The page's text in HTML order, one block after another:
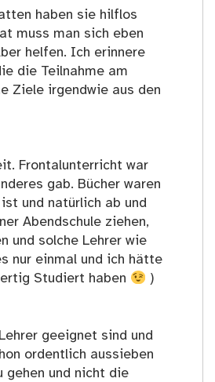
haben sie hilflos
muss man sich eben
helfen. Ich erinnere
die Teilnahme am
Ziele irgendwie aus den
Frontalunterricht war
gab. Bücher waren
und natürlich ab und
Abendschule ziehen,
und solche Lehrer wie
nur einmal und ich hätte
Studiert haben
)
geeignet sind und
ordentlich aussieben
gehen und nicht die